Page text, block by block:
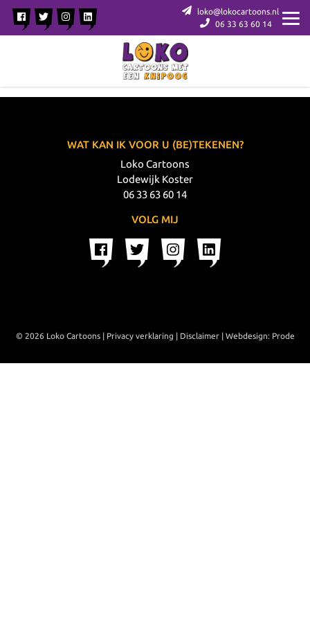
loko@lokocartoons.nl
06 33 63 60 14
WAT KAN IK VOOR U (BE)TEKENEN?
Loko Cartoons
Lodewijk Koster
06 33 63 60 14
VOLG MIJ
© 2026 Loko Cartoons | Privacy verklaring | Disclaimer| Webdesign: Prode